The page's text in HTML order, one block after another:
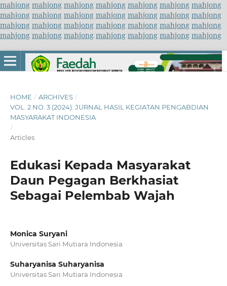
mahjong mahjong mahjong mahjong mahjong mahjong mahjong
mahjong mahjong mahjong mahjong mahjong mahjong mahjong
mahjong mahjong mahjong mahjong mahjong mahjong mahjong
mahjong mahjong mahjong mahjong mahjong mahjong mahjong
HOME / ARCHIVES /
VOL. 2 NO. 3 (2024): JURNAL HASIL KEGIATAN PENGABDIAN
MASYARAKAT INDONESIA
/
Articles
Edukasi Kepada Masyarakat
Daun Pegagan Berkhasiat
Sebagai Pelembab Wajah
Monica Suryani
Universitas Sari Mutiara Indonesia
Suharyanisa Suharyanisa
Universitas Sari Mutiara Indonesia